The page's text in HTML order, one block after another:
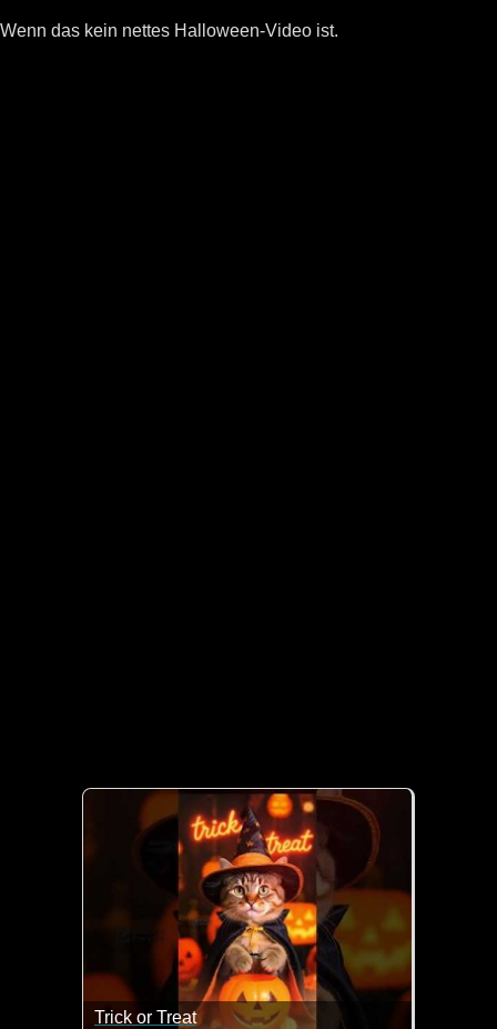
Wenn das kein nettes Halloween-Video ist.
Trick or Treat